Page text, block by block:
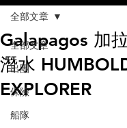
全部文章
出團
保險
船隊
全部文章
Galapagos 加
潛水
EXPLORER